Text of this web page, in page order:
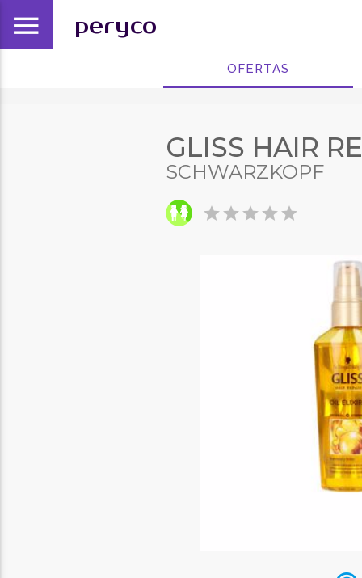
menu peryco
OFERTAS
GLISS HAIR
SCHWARZKOPF
starstarstarstarstar